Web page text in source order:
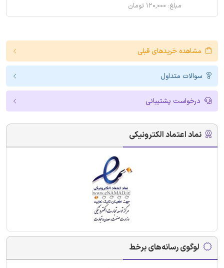
مبلغ: ۱۲۰,۰۰۰ تومان
مشاهده خریدهای قبلی
سوالات متداول
درخواست پشتیبانی
نماد اعتماد الکترونیکی
لوگوی رسانه‌های برخط